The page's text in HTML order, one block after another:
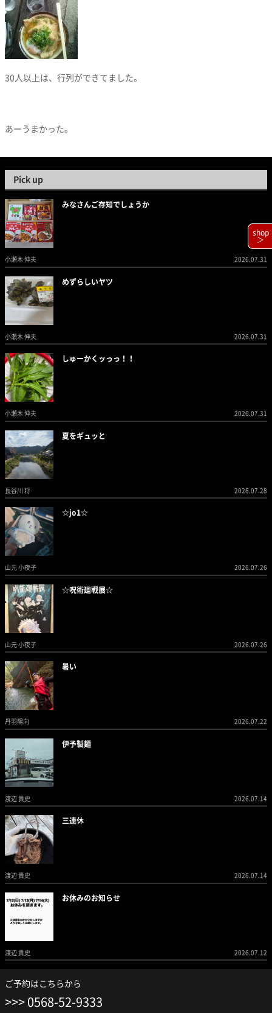
30人以上は、行列ができてました。
あーうまかった。
Pick up
みなさんご存知でしょうか
小瀬木 伸夫 2026.07.31
めずらしいヤツ
小瀬木 伸夫 2026.07.31
しゅーかくッっっ！！
小瀬木 伸夫 2026.07.31
夏をギュッと
長谷川 将 2026.07.28
☆jo1☆
山元 小夜子 2026.07.26
☆呪術廻戦展☆
山元 小夜子 2026.07.26
暑い
丹羽陽向 2026.07.22
伊予製麺
渡辺 貴史 2026.07.14
三連休
渡辺 貴史 2026.07.14
お休みのお知らせ
渡辺 貴史 2026.07.12
ご予約はこちらから
0568-52-9333
shop
＞